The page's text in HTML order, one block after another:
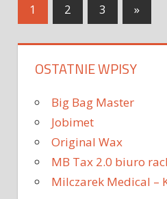
1 2 3 »
OSTATNIE WPISY
Big Bag Master
Jobimet
Original Wax
MB Tax 2.0 biuro
Milczarek Medical –